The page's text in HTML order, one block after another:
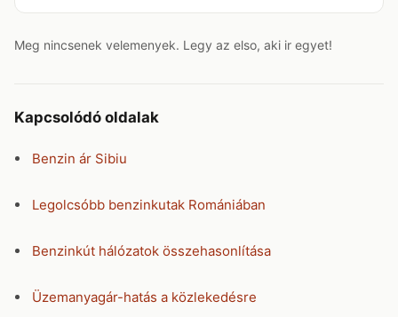
Meg nincsenek velemenyek. Legy az elso, aki ir egyet!
Kapcsolódó oldalak
Benzin ár Sibiu
Legolcsóbb benzinkutak Romániában
Benzinkút hálózatok összehasonlítása
Üzemanyagár-hatás a közlekedésre